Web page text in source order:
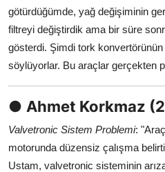
götürdüğümde, yağ değişiminin
filtreyi değiştirdik ama bir süre
gösterdi. Şimdi tork
söylüyorlar. Bu araçlar gerçekten
● Ahmet Korkmaz
Valvetronic Sistem Problemi:
motorunda düzensiz çalışma
Ustam, valvetronic sisteminin